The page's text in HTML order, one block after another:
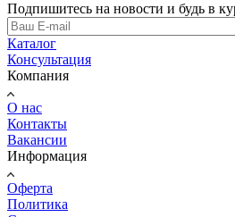
Подпишитесь на новости и будь в
Каталог
Консультация
Компания
О нас
Контакты
Вакансии
Информация
Оферта
Политика